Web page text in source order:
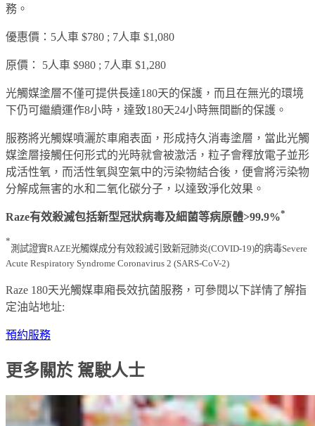
務。
優惠價：5人車 $780 ; 7人車 $1,080
原價： 5人車 $980 ; 7人車 $1,280
光觸媒塗層不僅可提供長達180天的保護，而且在無光的環境
下仍可繼續運作8小時，達致180天24小時無間斷的保護。
服務將光觸媒噴灑於車廂表面，形成持久消毒塗層，當此光觸
媒塗層接觸任何形式的光時就會被激活，粒子會釋放電子並形
成活性氧，而活性氧與空氣中的污染物結合後，便會將污染物
分解成無害的水和二氧化碳分子，以達致淨化效果。
Raze有效殺滅包括新型冠狀病毒及細菌等病原體>99.9%*
*
測試證實RAZE光觸媒成分有效殺滅引致新冠肺炎(COVID-19)的病毒Severe
Acute Respiratory Syndrome Coronavirus 2 (SARS-CoV-2)
Raze 180天光觸媒車廂長效抗菌服務，可參閱以下詳情了解指
定油站地址:
預約服務
更多關於 駕駛人士